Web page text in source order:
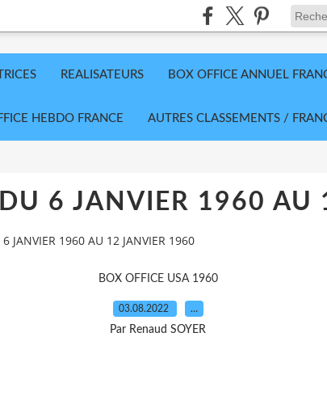
REALISATEURS BOX OFFICE ANNUEL
HEBDO FRANCE AUTRES CLASSEMENTS /
6 JANVIER 1960 AU
6 JANVIER 1960 AU 12 JANVIER 1960
BOX OFFICE USA 1960
03.08.2022 …
Par Renaud SOYER